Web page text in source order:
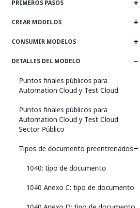
PRIMEROS PASOS
CREAR MODELOS
CONSUMIR MODELOS
DETALLES DEL MODELO
Puntos finales públicos para
Automation Cloud y Test Cloud
Puntos finales públicos para
Automation Cloud y Test Cloud
Sector Público
Tipos de documento preentrenados
1040: tipo de documento
1040 Anexo C: tipo de documento